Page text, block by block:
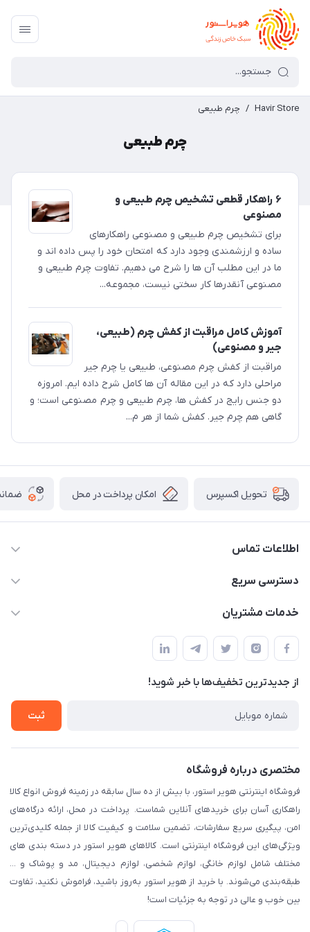
Havir Store
/ چرم طبیعی
چرم طبیعی
۶ راهکار قطعی تشخیص چرم طبیعی و
مصنوعی
برای تشخیص چرم طبیعی و مصنوعی راهکارهای
ساده و ارزشمندی وجود دارد که امتحان خود را پس داده اند و
ما در این مطلب آن ها را شرح می دهیم. تفاوت چرم طبیعی و
مصنوعی آنقدرها کار سختی نیست، مجموعه...
آموزش کامل مراقبت از کفش چرم (طبیعی،
جیر و مصنوعی)
مراقبت از کفش چرم مصنوعی، طبیعی یا چرم جیر
مراحلی دارد که در این مقاله آن ها کامل شرح داده ایم. امروزه
دو جنس رایج در کفش ها، چرم طبیعی و چرم مصنوعی است؛ و
گاهی هم چرم جیر. کفش شما از هر م...
تحویل اکسپرس امکان پرداخت در محل
اطلاعات تماس
05191001370
دسترسی سریع
حساب کاربری
لیست محصولات
درباره ما
خدمات مشتریان
پیگیری سفارش
قوانین و مقرارت
حریم خصوصی
راهنما
از جدید‌ترین تخفیف‌ها با‌ خبر شوید!
ثبت
مختصری درباره فروشگاه
فروشگاه اینترنتی هویر استور، با بیش از ده سال سابقه در زمینه فروش انواع کالا
راهکاری آسان برای خریدهای آنلاین شماست. پرداخت در محل، ارائه درگاه‌های
امن، پیگیری سریع سفارشات، تضمین سلامت و کیفیت کالا از جمله کلیدی‌ترین
ویژگی‌های این فروشگاه اینترنتی است. کالاهای هویر استور در دسته بندی های
مختلف شامل لوازم خانگی، لوازم شخصی، لوازم دیجیتال، مد و پوشاک و ...
طبقه‌بندی می‌شوند. با خرید از هویر استور به‌روز باشید، فراموش نکنید، تفاوت
بین خوب و عالی در توجه به جزئیات است!